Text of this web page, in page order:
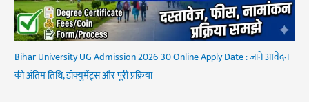
Bihar University UG Admission 2026-30 Online Apply Date : जानें आवेदन
की अंतिम तिथि, डॉक्युमेंट्स और पूरी प्रक्रिया